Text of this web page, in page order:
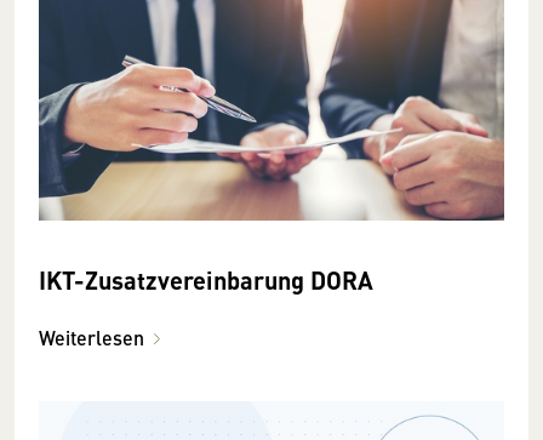
IKT-Zusatzvereinbarung DORA
Weiterlesen